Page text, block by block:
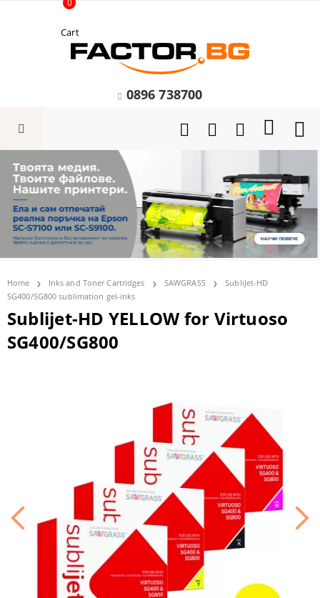
Cart
0
0896 738700
Home Inks and Toner Cartridges SAWGRASS
SubliJet-HD
SG400/SG800 sublimation gel-inks
Sublijet-HD YELLOW for Virtuoso
SG400/SG800